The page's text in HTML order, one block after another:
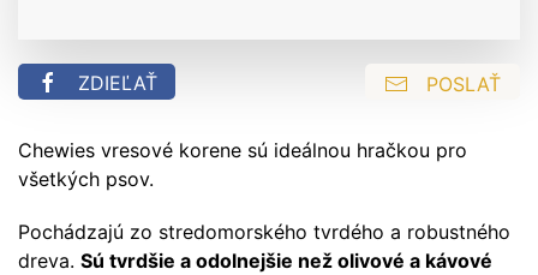
ZDIEĽAŤ POSLAŤ
Chewies vresové korene sú ideálnou hračkou pro
všetkých psov.
Pochádzajú zo stredomorského tvrdého a robustného
dreva. Sú tvrdšie a odolnejšie než olivové a kávové